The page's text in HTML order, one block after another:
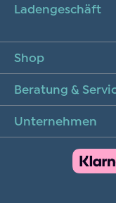
Ladengeschäft
Shop
Beratung &
Unternehmen